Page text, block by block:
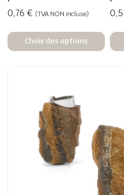
0,76 € (TVA NON incluse)
Choix des options